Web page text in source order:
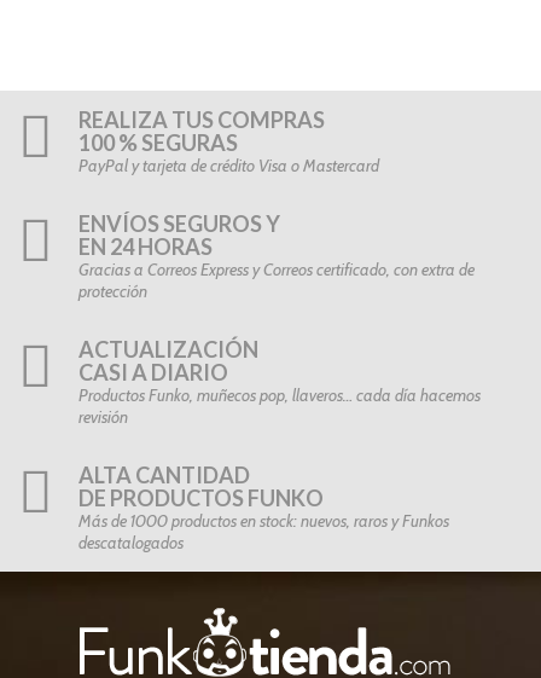
REALIZA TUS COMPRAS
100 % SEGURAS
PayPal y tarjeta de crédito Visa o Mastercard
ENVÍOS SEGUROS Y
EN 24 HORAS
Gracias a Correos Express y Correos certificado, con extra de
protección
ACTUALIZACIÓN
CASI A DIARIO
Productos Funko, muñecos pop, llaveros… cada día hacemos
revisión
ALTA CANTIDAD
DE PRODUCTOS FUNKO
Más de 1000 productos en stock: nuevos, raros y Funkos
descatalogados